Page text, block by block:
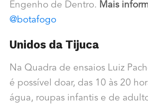
Engenho de Dentro. Mais
@botafogo
Unidos da Tijuca
Na Quadra de ensaios Luiz
é possível doar, das 10 às 20
água, roupas infantis e de